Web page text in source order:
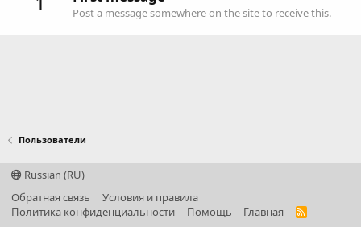
Post a message somewhere on the site to receive this.
Пользователи
Russian (RU)
Обратная связь
Условия и правила
Политика конфиденциальности
Помощь Главная
R